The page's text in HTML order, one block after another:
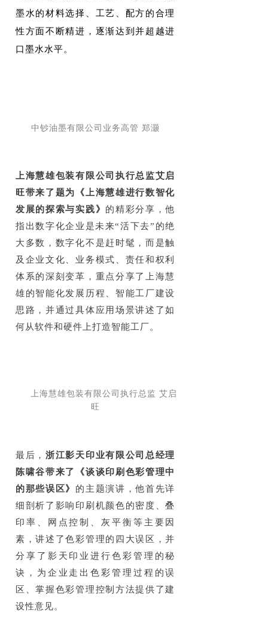
墨水的材料选择、工艺、配方的合理
性方面不断精进，逐渐达到并超越进
口墨水水平。
中钞油墨有限公司业务高管 郑灏
上海慧雄包装有限公司执行总监艾启
旺带来了题为《上海慧雄进行数智化
发展的探索与实践》 的精彩分享，他
指出数字化企业是未来“活下去”的绝
大多数，数字化不是赶时髦，而是触
及企业文化、业务模式、责任和权利
体系的深刻变革，重点分享了上海慧
雄的智能化发展历程、智能工厂建设
思路，并通过具体应用场景讲述了如
何从软件和硬件上打造智能工厂。
上海慧雄包装有限公司执行总监 艾启
旺
最后，浙江影天印业有限公司总经理
陈啸谷带来了《谈谈印刷色彩管理中
的那些误区》 的主题演讲，他首先详
细剖析了影响印刷机颜色的密度、叠
印率、网点控制、灰平衡等主要因
素，讲述了色彩管理的四大误区，并
分享了影天印业进行色彩管理的秘
诀，为企业走出色彩管理过程的误
区、掌握色彩管理控制方法提供了建
设性意见。